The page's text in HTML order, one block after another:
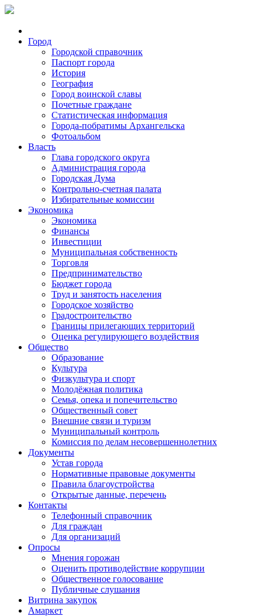
Город
Городской справочник
Паспорт города
История
География
Город воинской славы
Почетные граждане
Статистическая информация
Города-побратимы Архангельска
Фотоальбом
Власть
Глава городского округа
Администрация города
Городская Дума
Контрольно-счетная палата
Избирательные комиссии
Экономика
Экономика
Финансы
Инвестиции
Муниципальная собственность
Торговля
Предпринимательство
Бюджет города
Труд и занятость населения
Городское хозяйство
Градостроительство
Границы прилегающих территорий
Оценка регулирующего воздействия
Общество
Образование
Культура
Физкультура и спорт
Молодёжная политика
Семья, опека и попечительство
Общественный совет
Внешние связи и туризм
Муниципальный контроль
Комиссия по делам несовершеннолетних
Документы
Устав города
Нормативные правовые документы
Правила благоустройства
Открытые данные, перечень
Контакты
Телефонный справочник
Для граждан
Для организаций
Опросы
Мнения горожан
Оценить противодействие коррупции
Общественное голосование
Публичные слушания
Витрина закупок
Амаркет